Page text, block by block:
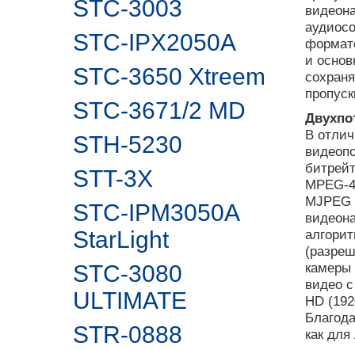
STC-3003
STC-IPX2050A
STC-3650 Xtreem
STC-3671/2 MD
STH-5230
STT-3X
STC-IPM3050A
StarLight
STC-3080
ULTIMATE
STR-0888
и
В
MPEG-
камеры
видео
HD
как